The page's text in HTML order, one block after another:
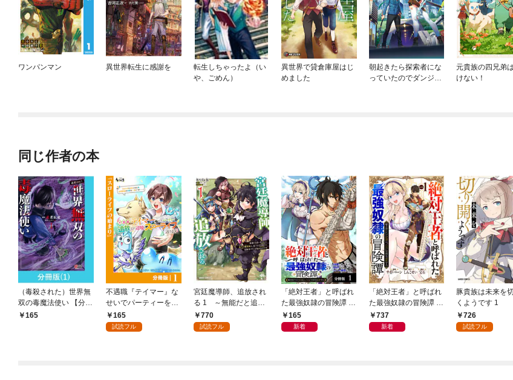
ワンパンマン 異世界転生に感謝を
転生しちゃったよ（い
や、ごめん）
異世界で貸倉庫屋はじ
めました
朝起きたら探索者にな
っていたのでダンジョ
元貴族の四兄弟
けない！
同じ作者の本
（毒殺された）世界無
双の毒魔法使い 【分冊
版】（1）
165
不遇職『テイマー』な
せいでパーティーを追
放されたので、辺境で
スローライフを送りま
165
試読フル
宮廷魔導師、追放され
る 1 ～無能だと追い
出された最巧の魔導師
は、部下を引き連れて
770
試読フル
「絶対王者」と呼ばれ
た最強奴隷の冒険譚 解
き放たれた奴隷は、自
由に世界を謳歌する 分
165
新着
「絶対王者」と呼ばれ
た最強奴隷の冒険譚 解
き放たれた奴隷は、自
由に世界を謳歌する 1
737
新着
豚貴族は未来を
くようです 1
726
試読フル